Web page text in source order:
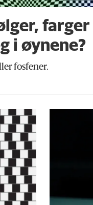
farger
i øynene?
fosfener.